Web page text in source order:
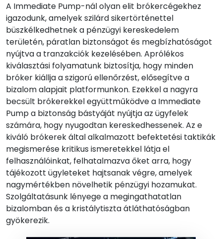
A Immediate Pump-nál olyan elit brókercégekhez
igazodunk, amelyek szilárd sikertörténettel
büszkélkedhetnek a pénzügyi kereskedelem
területén, páratlan biztonságot és megbízhatóságot
nyújtva a tranzakciók kezelésében. Aprólékos
kiválasztási folyamatunk biztosítja, hogy minden
bróker kiállja a szigorú ellenőrzést, elősegítve a
bizalom alapjait platformunkon. Ezekkel a nagyra
becsült brókerekkel együttműködve a Immediate
Pump a biztonság bástyáját nyújtja az ügyfelek
számára, hogy nyugodtan kereskedhessenek. Az e
kiváló brókerek által alkalmazott befektetési taktikák
megismerése kritikus ismeretekkel látja el
felhasználóinkat, felhatalmazva őket arra, hogy
tájékozott ügyleteket hajtsanak végre, amelyek
nagymértékben növelhetik pénzügyi hozamukat.
Szolgáltatásunk lényege a megingathatatlan
bizalomban és a kristálytiszta átláthatóságban
gyökerezik.